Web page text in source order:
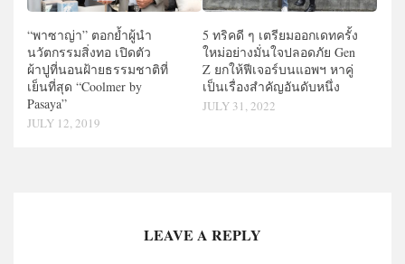
“พาซาญ่า” ตอกย้ำผู้นำ
นวัตกรรมสิ่งทอ เปิดตัว
ผ้าปูที่นอนฝ้ายธรรมชาติที่
เย็นที่สุด “Coolmer by
Pasaya”
JULY 12, 2019
5 ทริคดี ๆ เตรียมออกเดทครั้ง
ใหม่อย่างมั่นใจปลอดภัย Gen
Z ยกให้ฟีเจอร์บนแอพฯ หาคู่
เป็นเรื่องสำคัญอันดับหนึ่ง
JULY 31, 2022
LEAVE A REPLY